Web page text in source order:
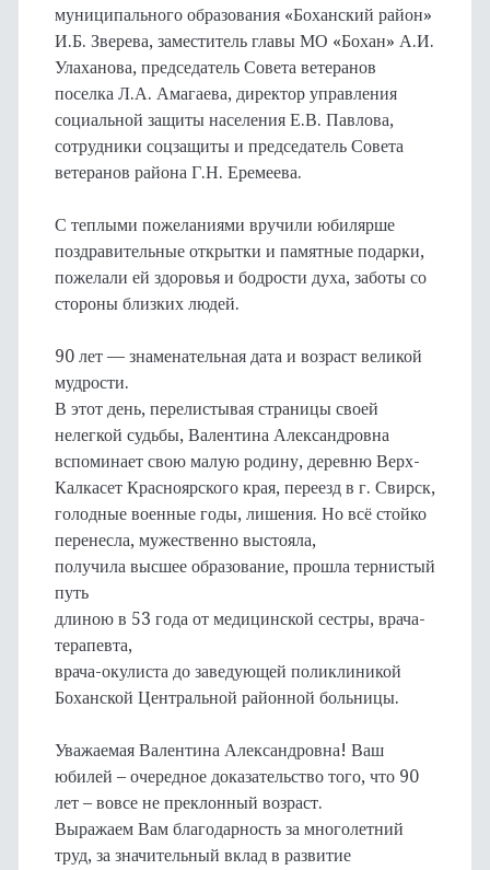
муниципального образования «Боханский район»
И.Б. Зверева, заместитель главы МО «Бохан» А.И.
Улаханова, председатель Совета ветеранов
поселка Л.А. Амагаева, директор управления
социальной защиты населения Е.В. Павлова,
сотрудники соцзащиты и председатель Совета
ветеранов района Г.Н. Еремеева.
С теплыми пожеланиями вручили юбилярше
поздравительные открытки и памятные подарки,
пожелали ей здоровья и бодрости духа, заботы со
стороны близких людей.
90 лет — знаменательная дата и возраст великой
мудрости.
В этот день, перелистывая страницы своей
нелегкой судьбы, Валентина Александровна
вспоминает свою малую родину, деревню Верх-
Калкасет Красноярского края, переезд в г. Свирск,
голодные военные годы, лишения. Но всё стойко
перенесла, мужественно выстояла,
получила высшее образование, прошла тернистый
путь
длиною в 53 года от медицинской сестры, врача-
терапевта,
врача-окулиста до заведующей поликлиникой
Боханской Центральной районной больницы.
Уважаемая Валентина Александровна! Ваш
юбилей – очередное доказательство того, что 90
лет – вовсе не преклонный возраст.
Выражаем Вам благодарность за многолетний
труд, за значительный вклад в развитие